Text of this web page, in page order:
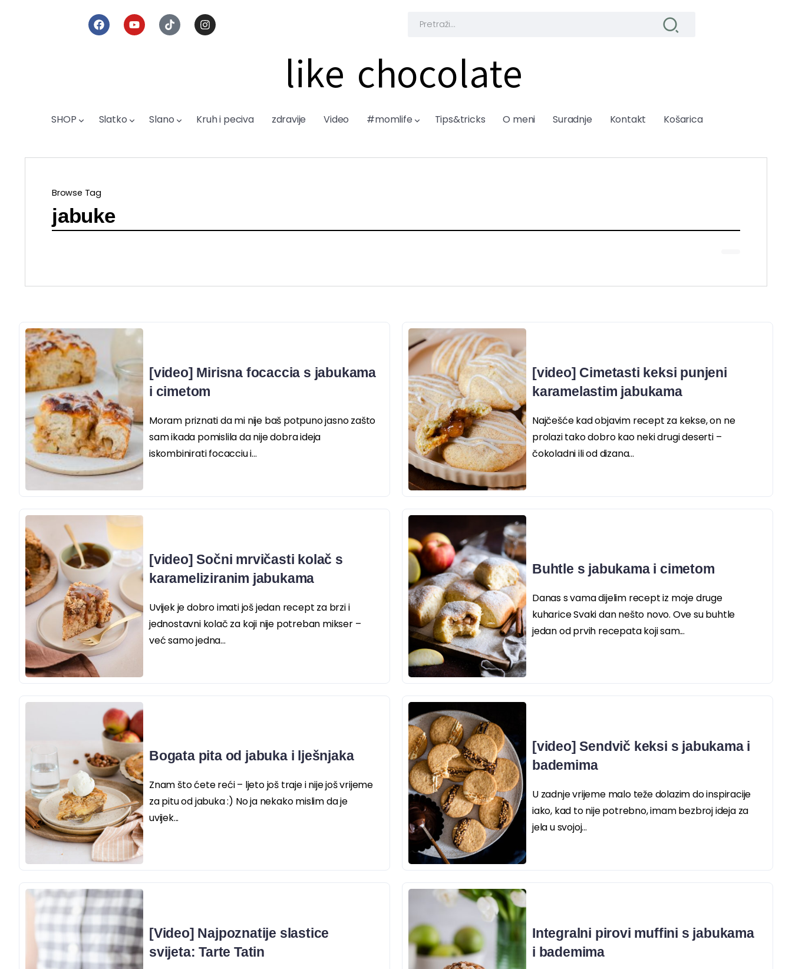
like chocolate
SHOP Slatko Slano Kruh i peciva zdravije Video #momlife Tips&tricks O meni Suradnje Kontakt Košarica
Browse Tag
jabuke
[video] Mirisna focaccia s jabukama
i cimetom
Moram priznati da mi nije baš potpuno jasno zašto
sam ikada pomislila da nije dobra ideja
iskombinirati focacciu i...
[video] Cimetasti keksi punjeni
karamelastim jabukama
Najčešće kad objavim recept za kekse, on ne
prolazi tako dobro kao neki drugi deserti –
čokoladni ili od dizana...
[video] Sočni mrvičasti kolač s
karameliziranim jabukama
Uvijek je dobro imati još jedan recept za brzi i
jednostavni kolač za koji nije potreban mikser –
već samo jedna...
Buhtle s jabukama i cimetom
Danas s vama dijelim recept iz moje druge
kuharice Svaki dan nešto novo. Ove su buhtle
jedan od prvih recepata koji sam...
Bogata pita od jabuka i lješnjaka
Znam što ćete reći – ljeto još traje i nije još vrijeme
za pitu od jabuka :) No ja nekako mislim da je
uvijek...
[video] Sendvič keksi s jabukama i
bademima
U zadnje vrijeme malo teže dolazim do inspiracije
iako, kad to nije potrebno, imam bezbroj ideja za
jela u svojoj...
[Video] Najpoznatije slastice
svijeta: Tarte Tatin
Integralni pirovi muffini s jabukama
i bademima